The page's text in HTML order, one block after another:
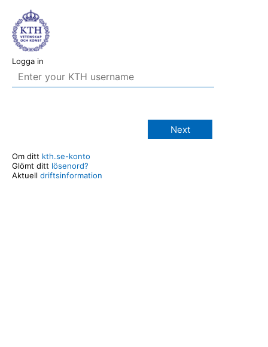
Logga in
Next
Om ditt kth.se-konto
Glömt ditt lösenord?
Aktuell driftsinformation